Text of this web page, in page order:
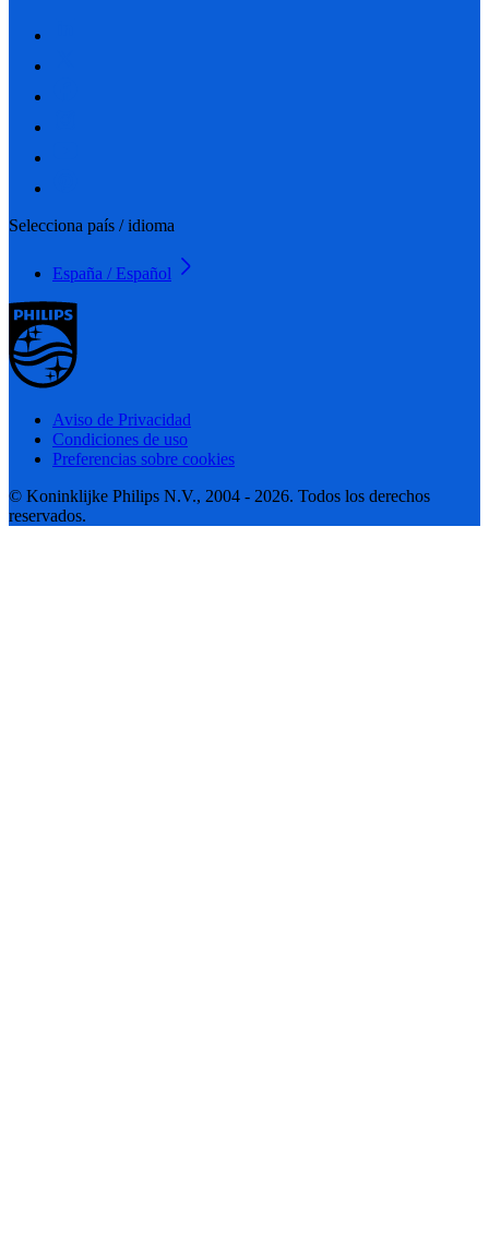
Selecciona país / idioma
España / Español
Aviso de Privacidad
Condiciones de uso
Preferencias sobre cookies
© Koninklijke Philips N.V., 2004 - 2026. Todos los derechos
reservados.